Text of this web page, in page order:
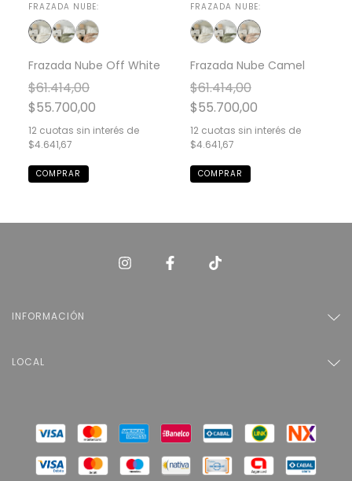
FRAZADA NUBE:
Frazada Nube Off White
$61.414,00
$55.700,00
12 cuotas sin interés de
$4.641,67
COMPRAR
FRAZADA NUBE:
Frazada Nube Camel
$61.414,00
$55.700,00
12 cuotas sin interés de
$4.641,67
COMPRAR
INFORMACIÓN
LOCAL